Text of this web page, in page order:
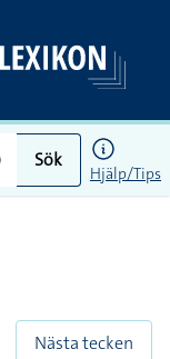
Sök
Hjälp/Tips
Nästa tecken